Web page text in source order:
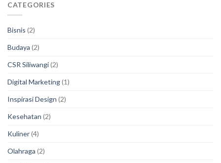
CATEGORIES
Bisnis (2)
Budaya (2)
CSR Siliwangi(2)
Digital Marketing(1)
Inspirasi Design (2)
Kesehatan (2)
Kuliner(4)
Olahraga (2)